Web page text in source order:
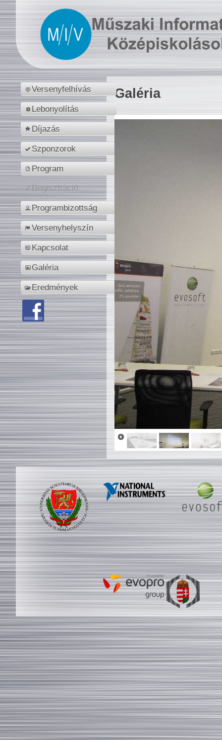
Versenyfelhívás
Lebonyolítás
Díjazás
Szponzorok
Program
Regisztráció
Programbizottság
Versenyhelyszín
Kapcsolat
Galéria
Eredmények
Galéria